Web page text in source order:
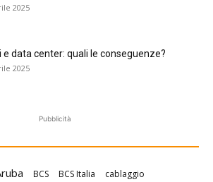
2025
e data center: quali le conseguenze?
2025
Pubblicità
BCS BCS Italia cablaggio